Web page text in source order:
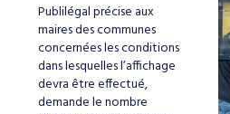
Publilégal précise aux
maires des communes
concernées les conditions
dans lesquelles l’affichage
devra être effectué,
demande le nombre